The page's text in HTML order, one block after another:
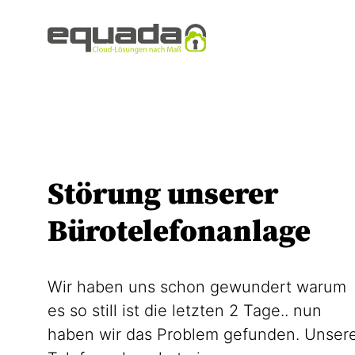
Störung unserer
Bürotelefonanlage
Wir haben uns schon gewundert warum
es so still ist die letzten 2 Tage.. nun
haben wir das Problem gefunden.